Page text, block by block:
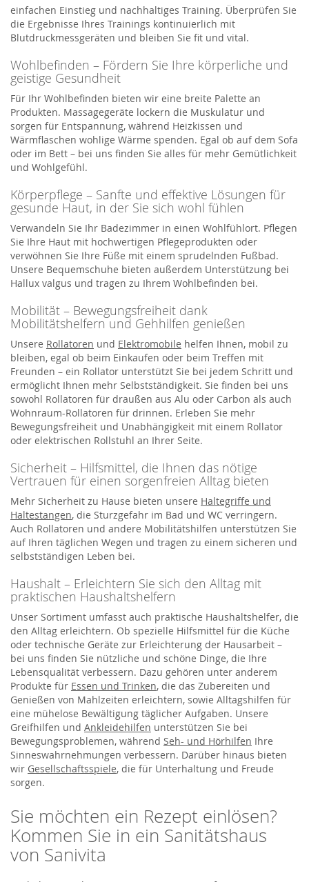
einfachen Einstieg und nachhaltiges Training. Überprüfen Sie
die Ergebnisse Ihres Trainings kontinuierlich mit
Blutdruckmessgeräten und bleiben Sie fit und vital.
Wohlbefinden – Fördern Sie Ihre körperliche und
geistige Gesundheit
Für Ihr Wohlbefinden bieten wir eine breite Palette an
Produkten. Massagegeräte lockern die Muskulatur und
sorgen für Entspannung, während Heizkissen und
Wärmflaschen wohlige Wärme spenden. Egal ob auf dem Sofa
oder im Bett – bei uns finden Sie alles für mehr Gemütlichkeit
und Wohlgefühl.
Körperpflege – Sanfte und effektive Lösungen für
gesunde Haut, in der Sie sich wohl fühlen
Verwandeln Sie Ihr Badezimmer in einen Wohlfühlort. Pflegen
Sie Ihre Haut mit hochwertigen Pflegeprodukten oder
verwöhnen Sie Ihre Füße mit einem sprudelnden Fußbad.
Unsere Bequemschuhe bieten außerdem Unterstützung bei
Hallux valgus und tragen zu Ihrem Wohlbefinden bei.
Mobilität – Bewegungsfreiheit dank
Mobilitätshelfern und Gehhilfen genießen
Unsere Rollatoren und Elektromobile helfen Ihnen, mobil zu
bleiben, egal ob beim Einkaufen oder beim Treffen mit
Freunden – ein Rollator unterstützt Sie bei jedem Schritt und
ermöglicht Ihnen mehr Selbstständigkeit. Sie finden bei uns
sowohl Rollatoren für draußen aus Alu oder Carbon als auch
Wohnraum-Rollatoren für drinnen. Erleben Sie mehr
Bewegungsfreiheit und Unabhängigkeit mit einem Rollator
oder elektrischen Rollstuhl an Ihrer Seite.
Sicherheit – Hilfsmittel, die Ihnen das nötige
Vertrauen für einen sorgenfreien Alltag bieten
Mehr Sicherheit zu Hause bieten unsere Haltegriffe und
Haltestangen, die Sturzgefahr im Bad und WC verringern.
Auch Rollatoren und andere Mobilitätshilfen unterstützen Sie
auf Ihren täglichen Wegen und tragen zu einem sicheren und
selbstständigen Leben bei.
Haushalt – Erleichtern Sie sich den Alltag mit
praktischen Haushaltshelfern
Unser Sortiment umfasst auch praktische Haushaltshelfer, die
den Alltag erleichtern. Ob spezielle Hilfsmittel für die Küche
oder technische Geräte zur Erleichterung der Hausarbeit –
bei uns finden Sie nützliche und schöne Dinge, die Ihre
Lebensqualität verbessern. Dazu gehören unter anderem
Produkte für Essen und Trinken, die das Zubereiten und
Genießen von Mahlzeiten erleichtern, sowie Alltagshilfen für
eine mühelose Bewältigung täglicher Aufgaben. Unsere
Greifhilfen und Ankleidehilfen unterstützen Sie bei
Bewegungsproblemen, während Seh- und Hörhilfen Ihre
Sinneswahrnehmungen verbessern. Darüber hinaus bieten
wir Gesellschaftsspiele, die für Unterhaltung und Freude
sorgen.
Sie möchten ein Rezept einlösen?
Kommen Sie in ein Sanitätshaus
von Sanivita